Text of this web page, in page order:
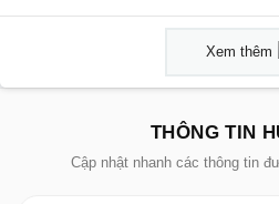
Xem thêm
THÔNG TIN
Cập nhật nhanh các thông tin